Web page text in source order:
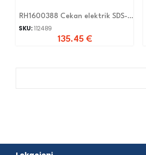
RH1600388 Cekan elektrik SDS-
MAX 800W 40mm
SKU:112489
135.45 €